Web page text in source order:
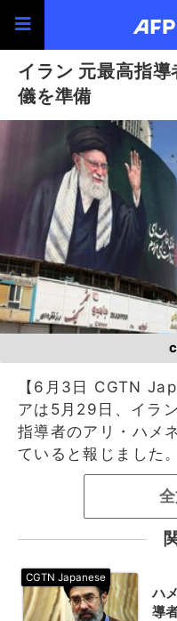
イラン 元最高指
儀を準備
【6月3日 CGTN
アは5月29日、イラ
指導者のアリ・ハメ
ていると報じました。
ハ
導